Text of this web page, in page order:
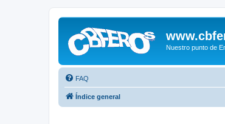
Nuestro punto de
FAQ
Índice general